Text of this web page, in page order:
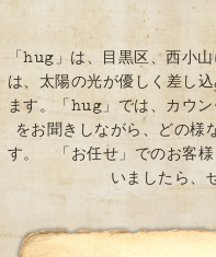
「hug」は、目黒区、西小
は、太陽の光が優しく差し
ます。「hug」では、カウ
をお聞きしながら、どの様
す。 「お任せ」でのお客様
いましたら、